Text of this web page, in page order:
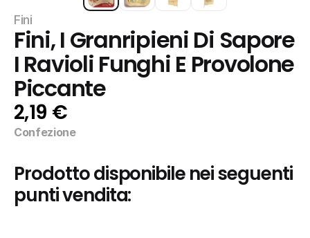
Fini
Fini, I Granripieni Di Sapore
I Ravioli Funghi E Provolone
Piccante
2,19 €
Confezione
Prodotto disponibile nei seguenti
punti vendita: